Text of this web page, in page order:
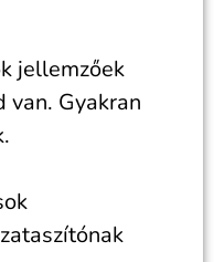
jellemzőek
van. Gyakran